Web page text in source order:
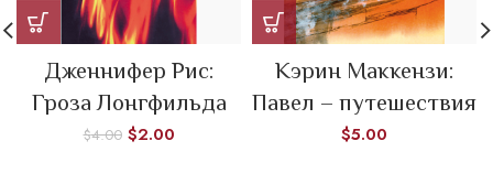
Дженнифер Рис:
Гроза Лонгфильда
$4.00 $2.00
Кэрин Маккензи:
Павел – путешествия
$5.00